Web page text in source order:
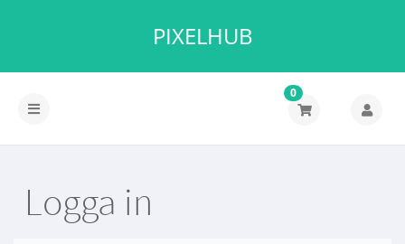
PIXELHUB
Växla
0
Logga in